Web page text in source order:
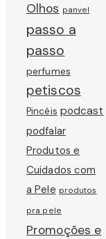
Olhos panvel
passo a
passo
perfumes
petiscos
Pincéis podcast
podfalar
Produtos e
Cuidados com
a Pele produtos
pra pele
Promoções e